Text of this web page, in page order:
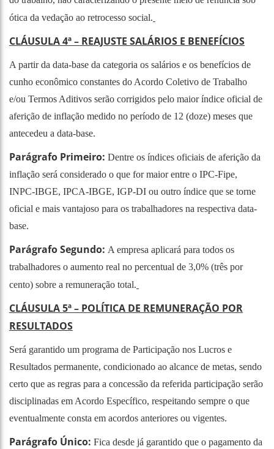
ótica da vedação ao retrocesso social.
CLÁUSULA 4ª – REAJUSTE SALÁRIOS E BENEFÍCIOS
A partir da data-base da categoria os salários e os benefícios de
cunho econômico constantes do Acordo Coletivo de Trabalho
e/ou Termos Aditivos serão corrigidos pelo maior índice oficial de
aferição de inflação medido no período de 12 (doze) meses que
antecedeu a data-base.
Parágrafo Primeiro: Dentre os índices oficiais de aferição da
inflação será considerado o que for maior entre o IPC-Fipe,
INPC-IBGE, IPCA-IBGE, IGP-DI ou outro índice que se torne
oficial e mais vantajoso para os trabalhadores na respectiva data-
base.
Parágrafo Segundo: A empresa aplicará para todos os
trabalhadores o aumento real no percentual de 3,0% (três por
cento) sobre a remuneração total.
CLÁUSULA 5ª – POLÍTICA DE REMUNERAÇÃO POR
RESULTADOS
Será garantido um programa de Participação nos Lucros e
Resultados permanente, condicionado ao alcance de metas, sendo
certo que as regras para a concessão da referida participação serão
disciplinadas em Acordo Específico, respeitando sempre o que
eventualmente consta em acordos anteriores ou vigentes.
Parágrafo Único: Fica desde já garantido que o pagamento da